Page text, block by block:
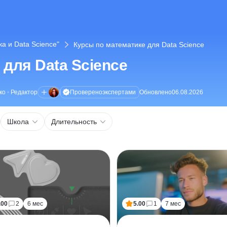
и Data Science" Курсы по математике для Data Science
Data Science
• Редактор Провереноэкспертами Обновлено06.08.2026
Школа Длительность
2 6 мес 5.00 1 7 мес